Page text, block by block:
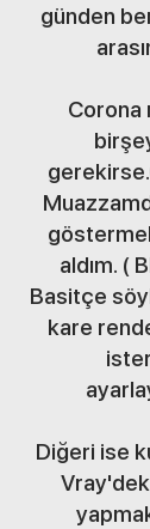
günden
Corona
aldım. (
Basitçe
kare
Diğeri ise